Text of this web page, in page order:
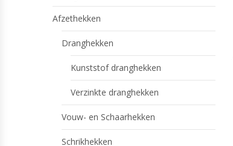
Afzethekken
Dranghekken
Kunststof dranghekken
Verzinkte dranghekken
Vouw- en Schaarhekken
Schrikhekken